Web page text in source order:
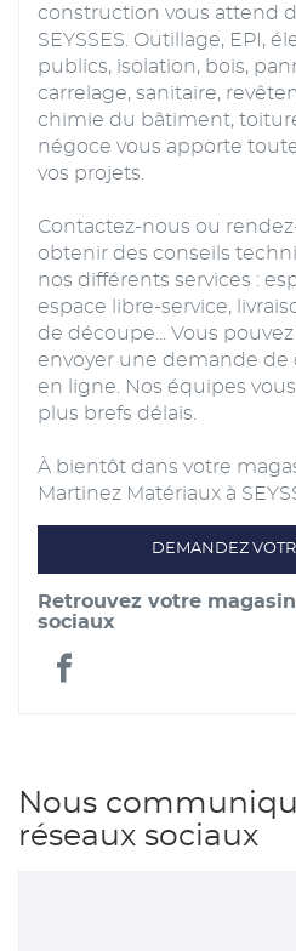
construction vous attend
SEYSSES. Outillage, EPI,
publics, isolation, bois,
carrelage, sanitaire,
chimie du bâtiment,
négoce vous apporte
vos projets.
Contactez-nous ou
obtenir des conseils
nos différents services :
espace libre-service,
de découpe... Vous
envoyer une demande
en ligne. Nos équipes
plus brefs délais.
À bientôt dans votre
Martinez Matériaux à
DEMANDEZ
LE
Retrouvez votre
sociaux
France
Martinez
Matériaux
Nous
réseaux sociaux